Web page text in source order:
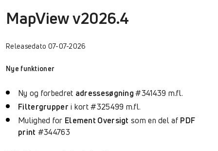
MapView v2026.4
Releasedato 07-07-2026
Nye funktioner
Ny og forbedret adressesøgning#341439 m.fl.
Filtergrupper i kort #325499 m.fl.
Mulighed for Element Oversigt som en del af PDF
print #344763